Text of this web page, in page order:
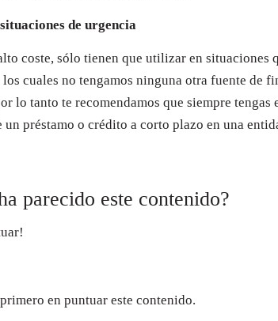
de urgencia
coste, sólo tienen que utilizar en situaciones
cuales no tengamos ninguna otra fuente de
lo tanto te recomendamos que siempre tengas
préstamo o crédito a corto plazo en una
parecido este contenido?
en puntuar este contenido.